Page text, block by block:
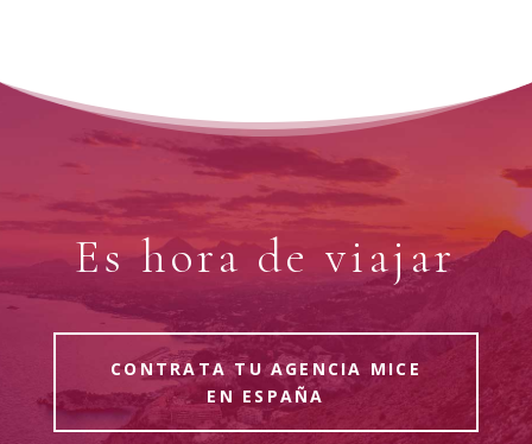
Es hora de viajar
CONTRATA TU AGENCIA MICE
EN ESPAÑA